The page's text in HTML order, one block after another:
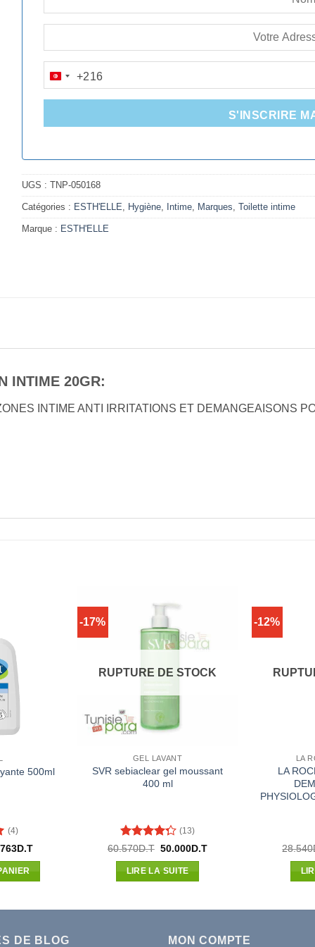
TUNISIA
+216
+216
S'INSCRIRE
UGS : TNP-050168
Catégories : ESTH'ELLE Hygiène, Intime, Marques Toilette intime
Marque : ESTH'ELLE
INTIME 20GR:
INTIME ANTI IRRITATIONS ET DEMANGEAISONS
500ml
(4)
:
D.TLe
-17%
RUPTURE DE STOCK
GEL LAVANT
SVR sebiaclear gel moussant
400 ml
Note4.31
(13)
60.570D.T Le
initial
était :
50.000D.TLe
LIRE LA SUITE
-12%
LA
LA
28.540
DE BLOG MON COMPTE